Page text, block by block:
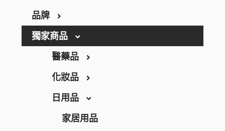
品牌
ARGELAN
THE RETINOTIME
THE RETINOTIME WHITE
W/M AAA
RECiPEO
獨家商品
醫藥品
保健食品
養生保健
營養補充
化妝品
彩妝
唇妝及護理
日用品
家居用品